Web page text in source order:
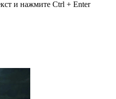
и нажмите Ctrl + Enter